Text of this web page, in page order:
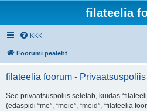
filateelia
KKK
Foorumi pealeht
filateelia foorum - Privaatsuspoliis
See privaatsuspoliis seletab, kuidas
(edaspidi “me”, “meie”, “meid”, “filateelia